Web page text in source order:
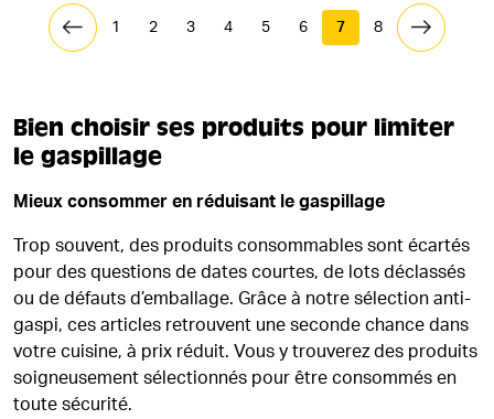
1 2 3 4 5 6 7 8
Bien choisir ses produits pour limiter
le gaspillage
Mieux consommer en réduisant le gaspillage
Trop souvent, des produits consommables sont écartés
pour des questions de dates courtes, de lots déclassés
ou de défauts d’emballage. Grâce à notre sélection anti-
gaspi, ces articles retrouvent une seconde chance dans
votre cuisine, à prix réduit. Vous y trouverez des produits
soigneusement sélectionnés pour être consommés en
toute sécurité.